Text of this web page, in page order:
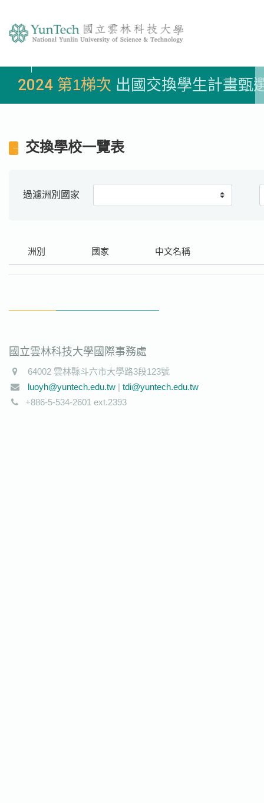
2024 第1梯次 出國交換學生計畫甄
交換學校一覽表
過濾洲別國家
洲別 國家 中文名稱
國立雲林科技大學國際事務處
64002 雲林縣斗六市大學路3段123號
luoyh@yuntech.edu.tw | tdi@yuntech.edu.tw
+886-5-534-2601 ext.2393